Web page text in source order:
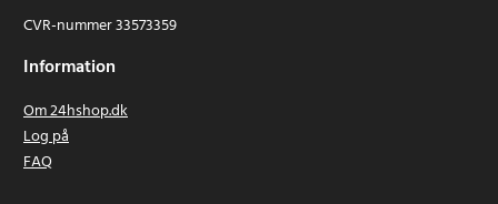
CVR-nummer 33573359
Information
Om 24hshop.dk
Log på
FAQ